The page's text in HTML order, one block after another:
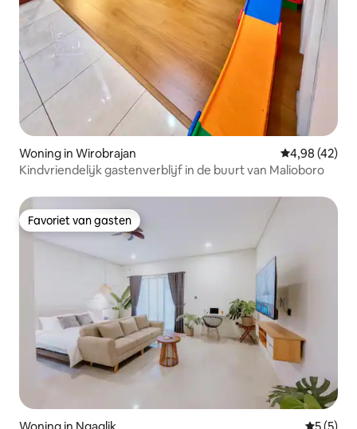
Woning in Wirobrajan Gemiddelde
4,98 (42)
Kindvriendelijk gastenverblijf in de buurt van Malioboro
Favoriet van gasten
Favoriet van gasten